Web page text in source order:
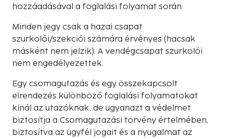
hozzáadásával a foglalási folyamat során
Minden jegy csak a hazai csapat
szurkolói/szekciói számára érvényes (hacsak
másként nem jelzik). A vendégcsapat szurkolói
nem engedélyezettek.
Egy csomagutazás és egy összekapcsolt
elrendezés különböző foglalási folyamatokat
kínál az utazóknak, de ugyanazt a védelmet
biztosítja a Csomagutazási törvény értelmében,
biztosítva az ügyfél jogait és a nyugalmat az